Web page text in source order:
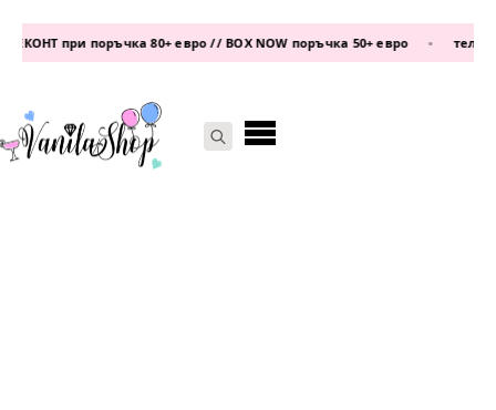
при поръчка 80+ евро // BOX NOW поръчка 50+ евро • телефон: